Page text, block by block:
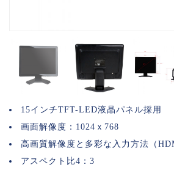
15インチTFT-LED液晶パネル採用
画面解像度：1024ｘ768
高画質解像度と多彩な入力方法（
アスペクト比4：3